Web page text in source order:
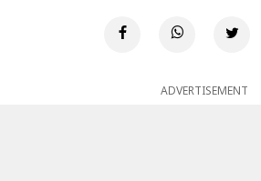
ADVERTISEMENT